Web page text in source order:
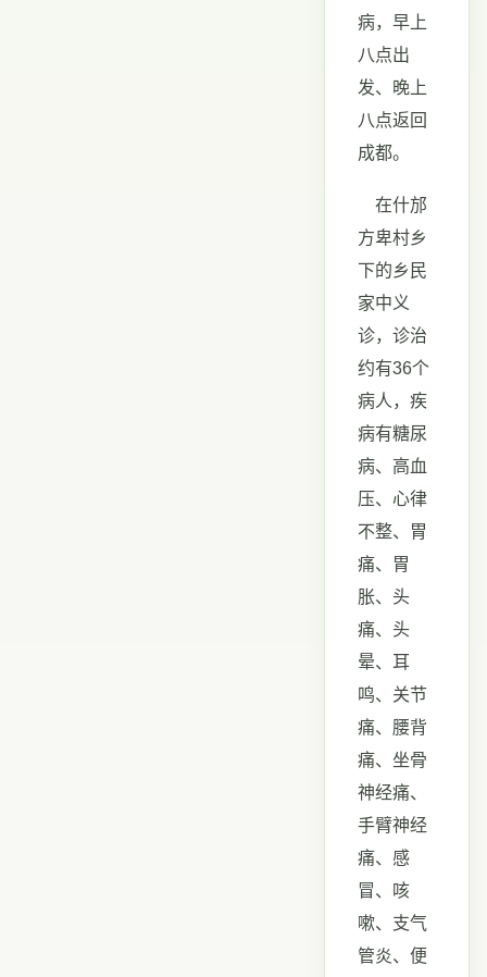
病，早上
八点出
发、晚上
八点返回
成都。
在什邡
方卑村乡
下的乡民
家中义
诊，诊治
约有36个
病人，疾
病有糖尿
病、高血
压、心律
不整、胃
痛、胃
胀、头
痛、头
晕、耳
鸣、关节
痛、腰背
痛、坐骨
神经痛、
手臂神经
痛、感
冒、咳
嗽、支气
管炎、便